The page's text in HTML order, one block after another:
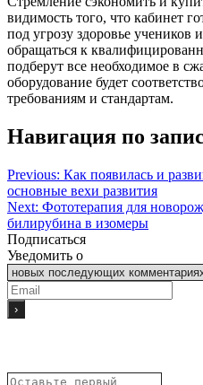
видимость того, что кабинет
под угрозу здоровье учеников
обращаться к
подберут все необходимое в
оборудование будет
требованиям и стандартам.
Навигация по
Previous: Как появилась и
основные вехи развития
Next: Фототерапия для
билирубина в изомеры
Подписаться
Уведомить о